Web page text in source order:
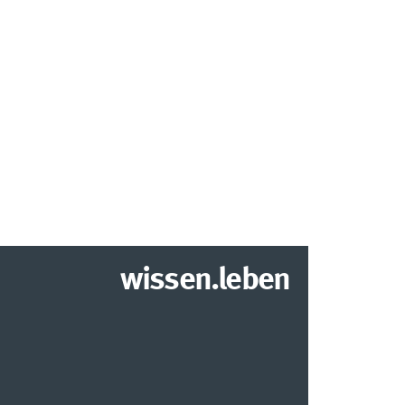
wissen.leben